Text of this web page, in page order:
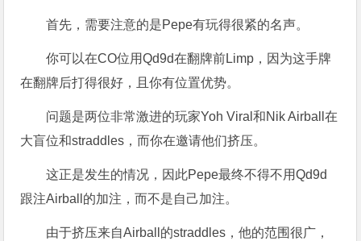
首先，需要注意的是Pepe有玩得很紧的名声。
你可以在CO位用Qd9d在翻牌前Limp，因为这手牌
在翻牌后打得很好，且你有位置优势。
问题是两位非常激进的玩家Yoh Viral和Nik Airball在
大盲位和straddles，而你在邀请他们挤压。
这正是发生的情况，因此Pepe最终不得不用Qd9d
跟注Airball的加注，而不是自己加注。
由于挤压来自Airball的straddles，他的范围很广，